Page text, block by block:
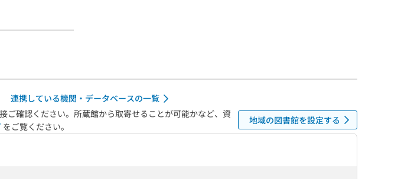
連携している機関・データベースの一覧
確認ください。所蔵館から取寄せることが可能かなど、資
をご覧ください。
地域の図書館を設定する